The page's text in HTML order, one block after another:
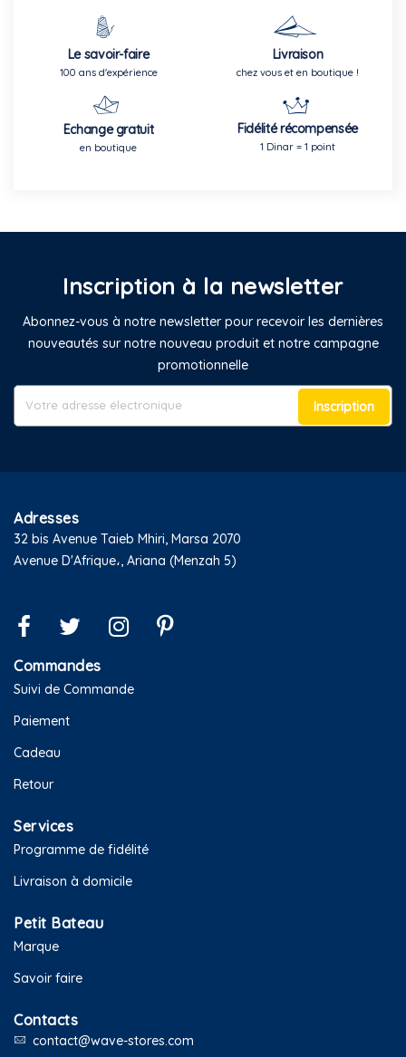
Le savoir-faire
100 ans d'expérience
Livraison
chez vous et en boutique !
Echange gratuit
en boutique
Fidélité récompensée
1 Dinar = 1 point
Inscription à la newsletter
Abonnez-vous à notre newsletter pour recevoir les dernières
nouveautés sur notre nouveau produit et notre campagne
promotionnelle
Inscription
Adresses
32 bis Avenue Taieb Mhiri, Marsa 2070
Avenue D'Afrique،, Ariana (Menzah 5)
Commandes
Suivi de Commande
Paiement
Cadeau
Retour
Services
Programme de fidélité
Livraison à domicile
Petit Bateau
Marque
Savoir faire
Contacts
contact@wave-stores.com